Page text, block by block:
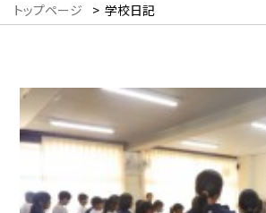
トップページ > 学校日記